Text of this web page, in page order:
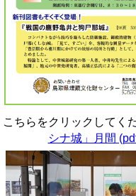
こちらをクリックしてく
シナ城」月間